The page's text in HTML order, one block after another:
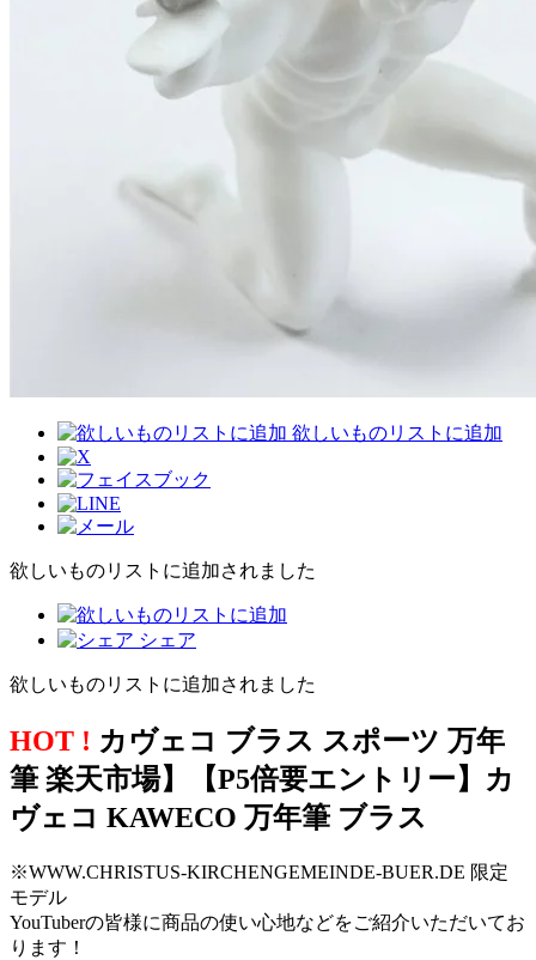
欲しいものリストに追加
欲しいものリストに追加されました
シェア
欲しいものリストに追加されました
HOT ! カヴェコ ブラス スポーツ 万年
筆 楽天市場】【P5倍要エントリー】カ
ヴェコ KAWECO 万年筆 ブラス
※WWW.CHRISTUS-KIRCHENGEMEINDE-BUER.DE 限定
モデル
YouTuberの皆様に商品の使い心地などをご紹介いただいてお
ります！